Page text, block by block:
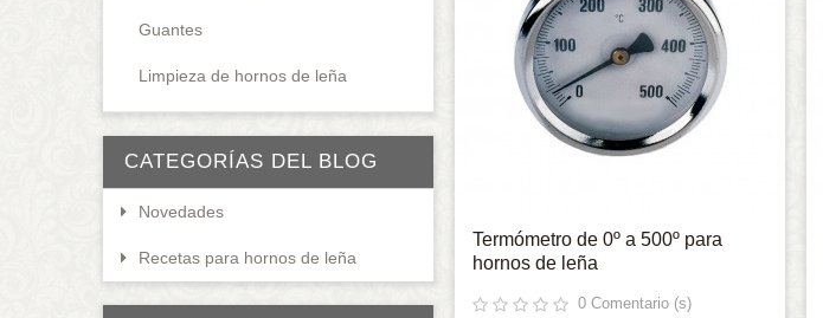
Guantes
Limpieza de hornos de leña
CATEGORÍAS DEL BLOG
Novedades
Recetas para hornos de leña
Termómetro de 0º a 500º para
hornos de leña
0 Comentario (s)